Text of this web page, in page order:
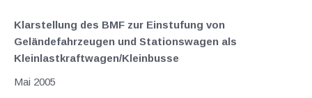
Klarstellung des BMF zur Einstufung von
Geländefahrzeugen und Stationswagen als
Kleinlastkraftwagen/Kleinbusse
Mai 2005